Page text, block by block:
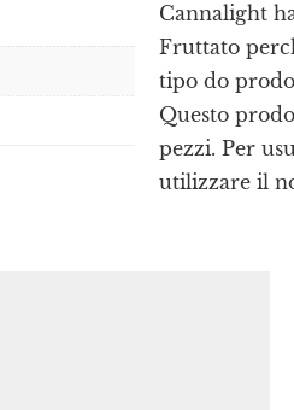
Cannalight
Fruttato
tipo do
Questo
pezzi. Per
utilizzare il